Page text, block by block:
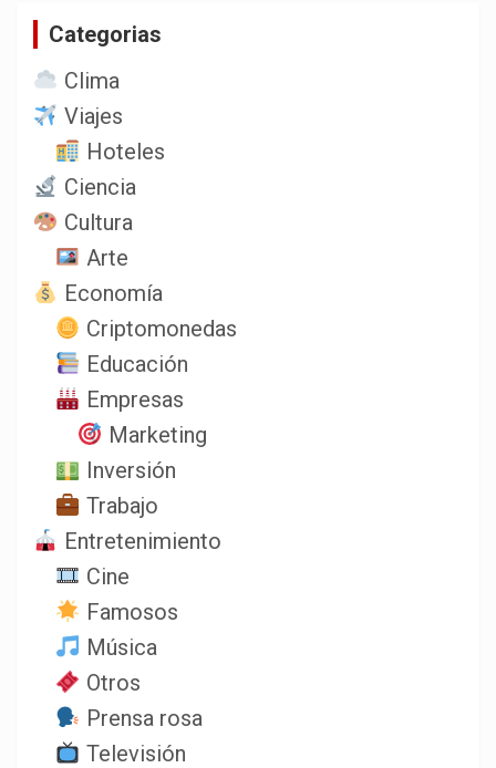
Categorias
Clima
Viajes
Hoteles
Ciencia
Cultura
Arte
Economía
Criptomonedas
Educación
Empresas
Marketing
Inversión
Trabajo
Entretenimiento
Cine
Famosos
Música
Otros
Prensa rosa
Televisión